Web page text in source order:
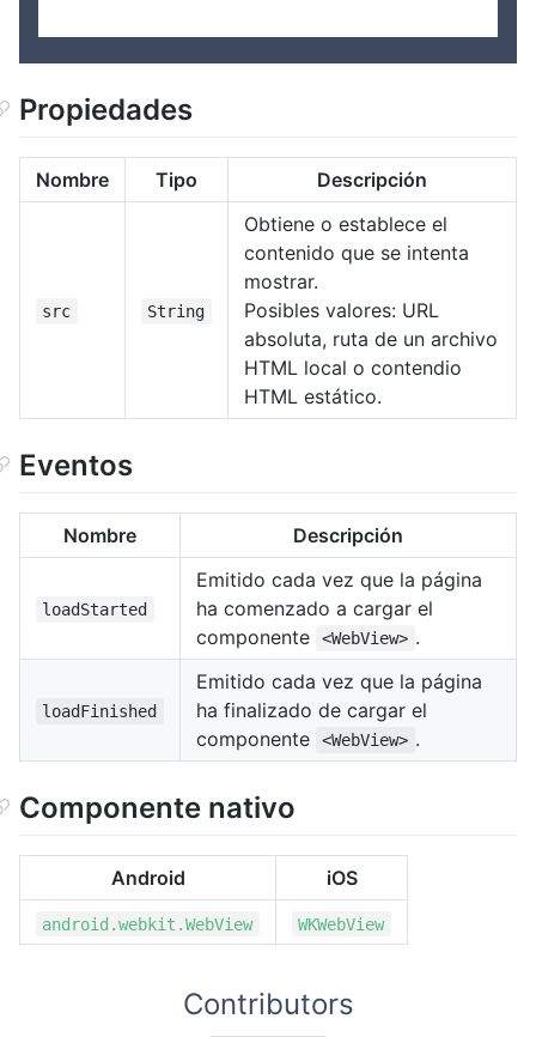
Propiedades
Nombre Tipo Descripción
src String
Obtiene o establece el
contenido que se intenta
mostrar.
Posibles valores: URL
absoluta, ruta de un archivo
HTML local o contendio
HTML estático.
Eventos
Nombre Descripción
loadStarted
Emitido cada vez que la página
ha comenzado a cargar el
componente
<WebView> .
loadFinished
Emitido cada vez que la página
ha finalizado de cargar el
componente
<WebView> .
Componente nativo
Android iOS
android.webkit.WebView WKWebView
Contributors